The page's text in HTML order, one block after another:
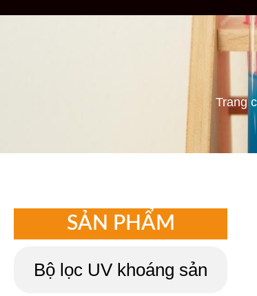
Trang
SẢN PHẨM
Bộ lọc UV khoáng sản